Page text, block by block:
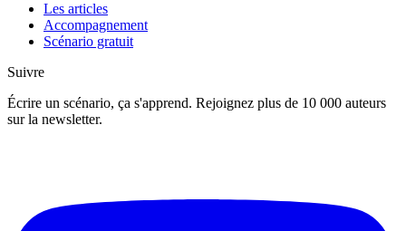
Les articles
Accompagnement
Scénario gratuit
Suivre
Écrire un scénario, ça s'apprend. Rejoignez plus de 10 000 auteurs
sur la newsletter.